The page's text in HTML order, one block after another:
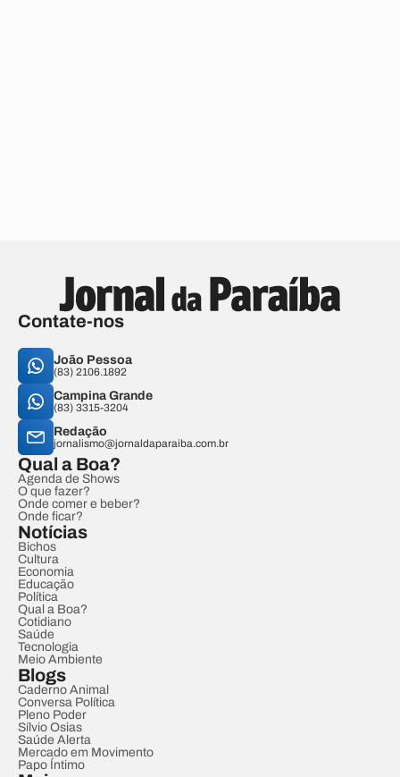
Contate-nos
João Pessoa
(83) 2106.1892
Campina Grande
(83) 3315-3204
Redação
jornalismo@jornaldaparaiba.com.br
Qual a Boa?
Agenda de Shows
O que fazer?
Onde comer e beber?
Onde ficar?
Notícias
Bichos
Cultura
Economia
Educação
Política
Qual a Boa?
Cotidiano
Saúde
Tecnologia
Meio Ambiente
Blogs
Caderno Animal
Conversa Política
Pleno Poder
Sílvio Osias
Saúde Alerta
Mercado em Movimento
Papo Íntimo